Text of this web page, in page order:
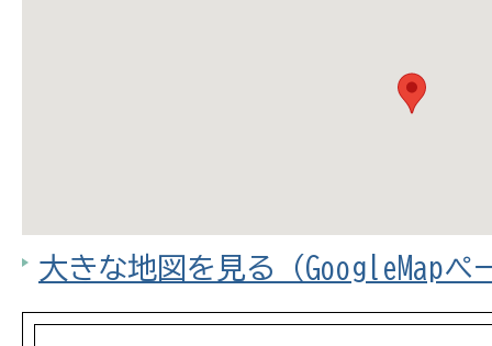
大きな地図を見る（GoogleMapペ